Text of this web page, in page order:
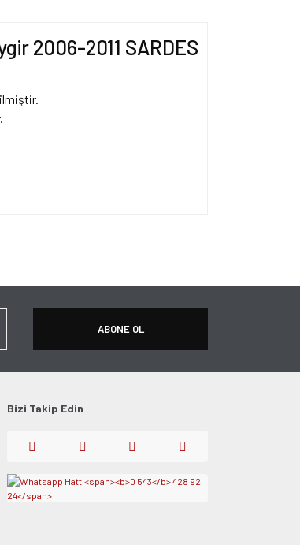
2006-2011 SARDES
ABONE OL
Bizi Takip Edin